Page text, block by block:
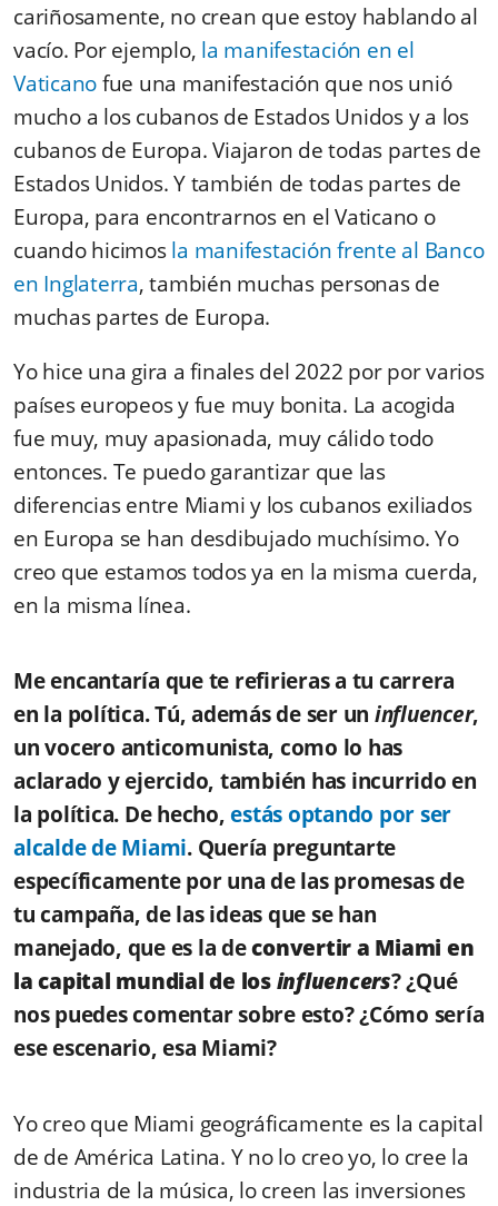
cariñosamente, no crean que estoy hablando al
vacío. Por ejemplo, la manifestación en el
Vaticanofue una manifestación que nos unió
mucho a los cubanos de Estados Unidos y a los
cubanos de Europa. Viajaron de todas partes de
Estados Unidos. Y también de todas partes de
Europa, para encontrarnos en el Vaticano o
cuando hicimosla manifestación frente al Banco
en Inglaterra, también muchas personas de
muchas partes de Europa.
Yo hice una gira a finales del 2022 por por varios
países europeos y fue muy bonita. La acogida
fue muy, muy apasionada, muy cálido todo
entonces. Te puedo garantizar que las
diferencias entre Miami y los cubanos exiliados
en Europa se han desdibujado muchísimo. Yo
creo que estamos todos ya en la misma cuerda,
en la misma línea.
Me encantaría que te refirieras a tu carrera
en la política. Tú, además de ser un influencer,
un vocero anticomunista, como lo has
aclarado y ejercido, también has incurrido en
la política. De hecho,estás optando por ser
alcalde de Miami. Quería preguntarte
específicamente por una de las promesas de
tu campaña, de las ideas que se han
manejado, que es la deconvertir a Miami en
la capital mundial de losinfluencers? ¿Qué
nos puedes comentar sobre esto? ¿Cómo sería
ese escenario, esa Miami?
Yo creo que Miami geográficamente es la capital
de de América Latina. Y no lo creo yo, lo cree la
industria de la música, lo creen las inversiones